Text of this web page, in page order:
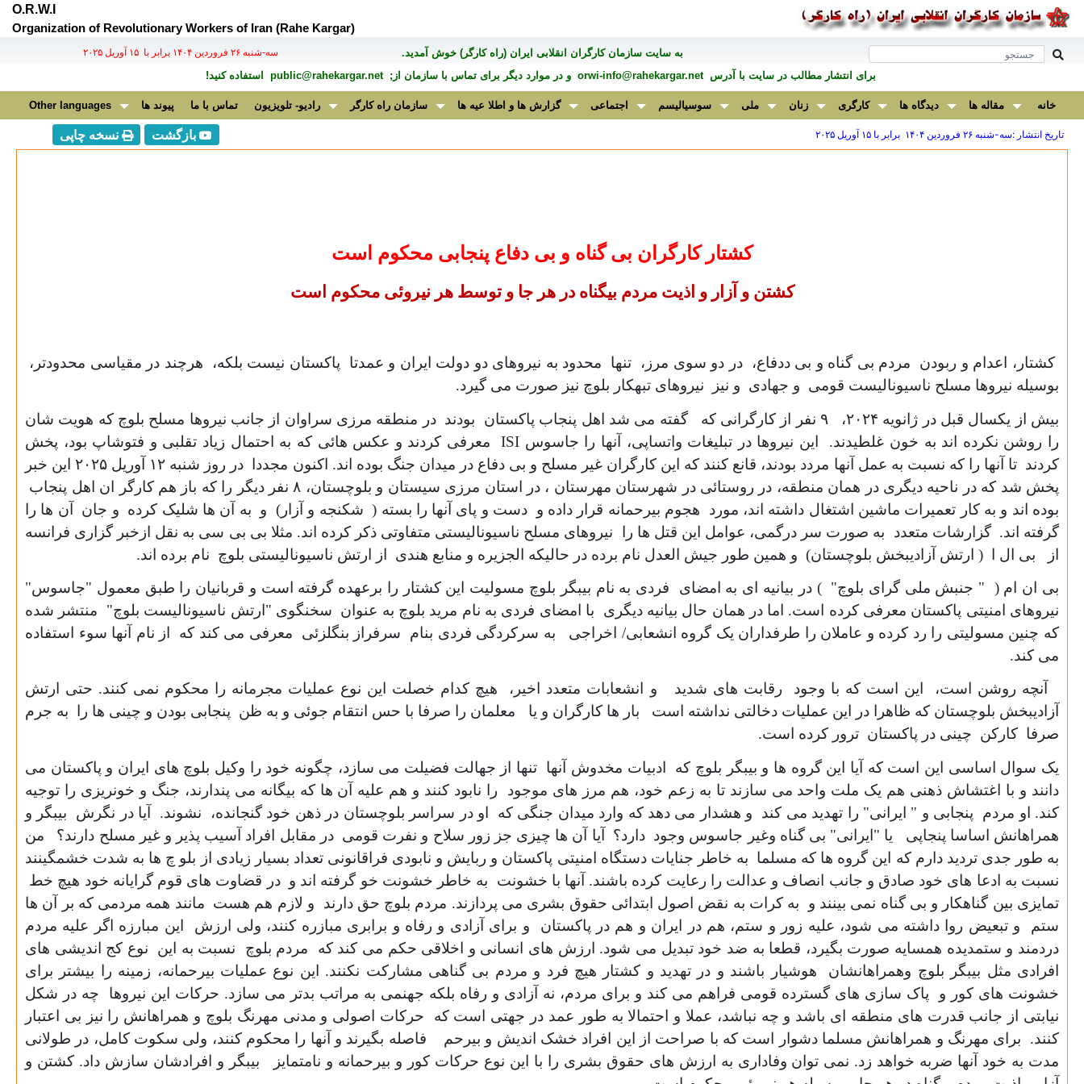
O.R.W.I
Organization of Revolutionary Workers of Iran (Rahe Kargar)
به سايت سازمان کارگران انقلابی ايران (راه کارگر) خوش آمديد. سه-شنبه ۲۶ فروردين ۱۴۰۴ برابر با ۱۵ آوريل ۲۰۲۵
برای انتشار مطالب در سايت با آدرسorwi-info@rahekargar.net و در موارد ديگر برای تماس با سازمان از;public@rahekargar.net استفاده کنید!
خانه مقاله ها دیدگاه ها کارگری زنان ملی سوسیالیسم اجتماعی گزارش ها و اطلا عیه ها سازمان راه کارگر رادیو- تلویزیون تماس با ما پیوند ها Other languages
تاریخ انتشار :سه-شنبه ۲۶ فروردين ۱۴۰۴ برابر با ۱۵ آوريل ۲۰۲۵ بازگشت نسخه چاپی
کشتار کارگران بی گناه و بی دفاع پنجابی محکوم است
کشتن و آزار و اذیت مردم بیگناه در هر جا و توسط هر نیروئی محکوم است
کشتار ،
اعدام و ربودن مردم بی گناه و بی ددفاع، در دو سوی مرز، تنها محدود به نیروهای دو دولت ایران و عمدتا پاکستان نیست بلکه، هرچند در مقیاسی محدودتر،
بوسیله نیروها مسلح ناسیونالیست قومی و جهادی و نیز نیروهای تبهکار بلوچ نیز صورت می گیرد.
بیش از یکسال قبل در ژانویه ۲۰۲۴، ۹ نفر از کارگرانی که گفته می شد اهل پنجاب پاکستان بودند در منطقه مرزی سراوان از جانب نیروها مسلح بلوچ که هویت شان
را روشن نکرده اند به خون غلطیدند. این نیروها در تبلیغات واتساپی، آنها را جاسوس ISIمعرفی کردند و عکس هائی که به احتمال زیاد تقلبی و فتوشاپ بود، پخش
کردند تا آنها را که نسبت به عمل آنها مردد بودند، قانع کنند که این کارگران غیر مسلح و بی دفاع در میدان جنگ بوده اند. اکنون مجددا در روز شنبه ۱۲ آوریل ۲۰۲۵ این خبر
پخش شد که در ناحیه دیگری در همان منطقه، در روستائی در شهرستان مهرستان ، در استان مرزی سیستان و بلوچستان، ۸ نفر دیگر را که باز هم کارگر ان اهل پنجاب
بوده اند و به کار تعمیرات ماشین اشتغال داشته اند، مورد هجوم بیرحمانه قرار داده و دست و پای آنها را بسته ( شکنجه و آزار) و به آن ها شلیک کرده و جان آن ها را
گرفته اند. گزارشات متعدد به صورت سر درگمی، عوامل این قتل ها را نیروهای مسلح ناسیونالیستی متفاوتی ذکر کرده اند. مثلا بی بی سی به نقل ازخبر گزاری فرانسه
از بی ال ا ( ارتش آزادیبخش بلوچستان) و همین طور جیش العدل نام برده در حالیکه الجزیره و منابع هندی از ارتش ناسیونالیستی بلوچ نام برده اند.
بی ان ام ( " جنبش ملی گرای بلوچ" ) در بیانیه ای به امضای فردی به نام بیبگر بلوچ مسولیت این کشتار را برعهده گرفته است و قربانیان را طبق معمول "جاسوس"
نیروهای امنیتی پاکستان معرفی کرده است. اما در همان حال بیانیه دیگری با امضای فردی به نام مرید بلوچ به عنوان سخنگوی "ارتش ناسیونالیست بلوچ" منتشر شده
که چنین مسولیتی را رد کرده و عاملان را طرفداران یک گروه انشعابی/ اخراجی به سرکردگی فردی بنام سرفراز بنگلزئی معرفی می کند که از نام آنها سوء استفاده
می کند.
آنچه روشن است، این است که با وجود رقابت های شدید و انشعابات متعدد اخیر، هیچ کدام خصلت این نوع عملیات مجرمانه را محکوم نمی کنند. حتی ارتش
آزادیبخش بلوچستان که ظاهرا در این عملیات دخالتی نداشته است بار ها کارگران و یا معلمان را صرفا با حس انتقام جوئی و به ظن پنجابی بودن و چینی ها را به جرم
صرفا کارکن چینی در پاکستان ترور کرده است.
یک سوال اساسی این است که آیا این گروه ها و بیبگر بلوچ که ادبیات مخدوش آنها تنها از جهالت فضیلت می سازد، چگونه خود را وکیل بلوچ های ایران و پاکستان می
دانند و با اغتشاش ذهنی هم یک ملت واحد می سازند تا به زعم خود، هم مرز های موجود را نابود کنند و هم علیه آن ها که بیگانه می پندارند، جنگ و خونریزی را توجیه
کند. او مردم پنجابی و " ایرانی" را تهدید می کند و هشدار می دهد که وارد میدان جنگی که او در سراسر بلوچستان در ذهن خود گنجانده، نشوند. آیا در نگرش بیبگر و
همراهانش اساسا پنجاپی یا "ایرانی" بی گناه وغیر جاسوس وجود دارد؟ آیا آن ها چیزی جز زور سلاح و نفرت قومی در مقابل افراد آسیب پذیر و غیر مسلح دارند؟ من
به طور جدی تردید دارم که این گروه ها که مسلما به خاطر جنایات دستگاه امنیتی پاکستان و ربایش و نابودی فراقانونی تعداد بسیار زیادی از بلو چ ها به شدت خشمگینند
نسبت به ادعا های خود صادق و جانب انصاف و عدالت را رعایت کرده باشند. آنها با خشونت به خاطر خشونت خو گرفته اند و در قضاوت های قوم گرایانه خود هیچ خط
تمایزی بین گناهکار و بی گناه نمی بینند و به کرات به نقض اصول ابتدائی حقوق بشری می پردازند. مردم بلوچ حق دارند و لازم هم هست مانند همه مردمی که بر آن ها
ستم و تبعیض روا داشته می شود، علیه زور و ستم، هم در ایران و هم در پاکستان و برای آزادی و رفاه و برابری مبازره کنند، ولی ارزش این مبارزه اگر علیه مردم
دردمند و ستمدیده همسایه صورت بگیرد، قطعا به ضد خود تبدیل می شود. ارزش های انسانی و اخلاقی حکم می کند که مردم بلوچ نسبت به این نوع کج اندیشی های
افرادی مثل بیبگر بلوچ وهمراهانشان هوشیار باشند و در تهدید و کشتار هیچ فرد و مردم بی گناهی مشارکت نکنند. این نوع عملیات بیرحمانه، زمینه را بیشتر برای
خشونت های کور و پاک سازی های گسترده قومی فراهم می کند و برای مردم، نه آزادی و رفاه بلکه جهنمی به مراتب بدتر می سازد. حرکات این نیروها چه در شکل
نیابتی از جانب قدرت های منطقه ای باشد و چه نباشد، عملا و احتمالا به طور عمد در جهتی است که حرکات اصولی و مدنی مهرنگ بلوچ و همراهانش را نیز بی اعتبار
کنند. برای مهرنگ و همراهانش مسلما دشوار است که با صراحت از این افراد خشک اندیش و بیرحم فاصله بگیرند و آنها را محکوم کنند، ولی سکوت کامل، در طولانی
مدت به خود آنها ضربه خواهد زد. نمی توان وفاداری به ارزش های حقوق بشری را با این نوع حرکات کور و بیرحمانه و نامتمایز بیبگر و افرادشان سازش داد. کشتن و